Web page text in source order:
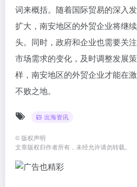
词来概括。随着国际贸易的深入
扩大，南安地区的外贸企业将继
头。同时，政府和企业也需要关
市场需求的变化，及时调整发展
样，南安地区的外贸企业才能在
不败之地。
出海资讯
© 版权声明
文章版权归作者所有，未经允许请勿转载。